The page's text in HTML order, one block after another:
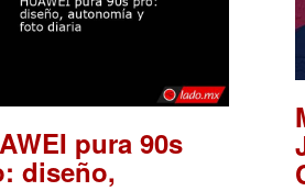
pura 90s
diseño,